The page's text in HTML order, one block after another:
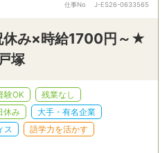
仕事No J-ES26-0633565
休み×時給1700円～★
塚
験OK
残業なし
休み
大手・有名企業
ス
語学力を活かす